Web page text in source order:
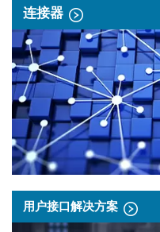
连接器
用户接口解决方案